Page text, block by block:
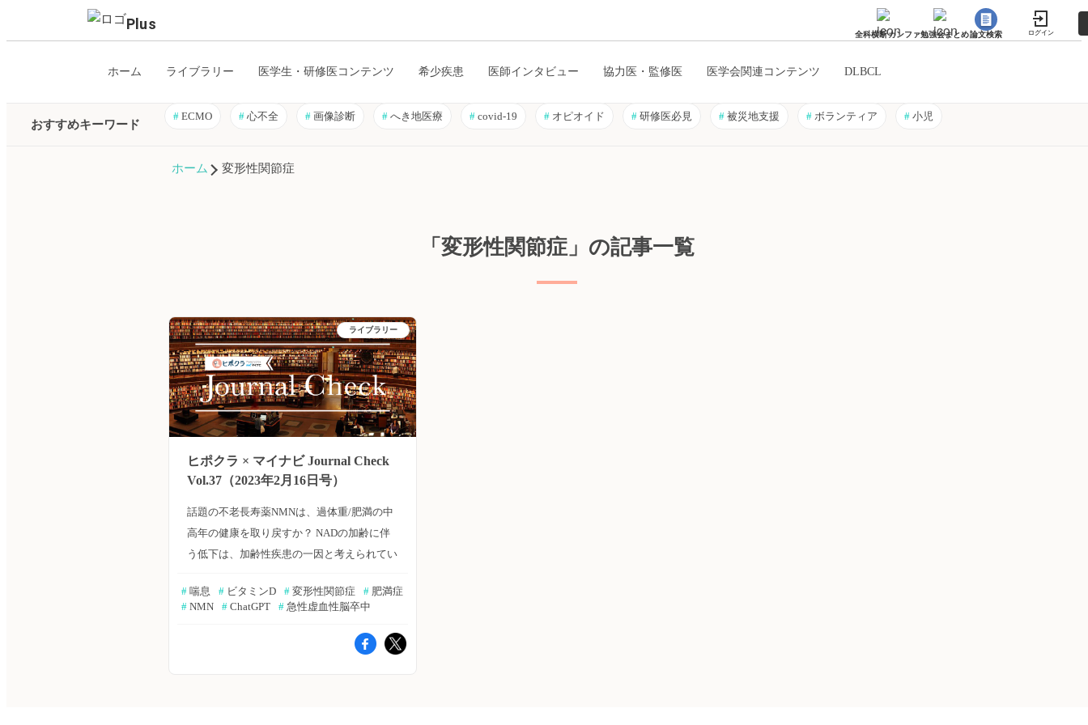
Plus
全科横断カンファ勉強会まとめ論文検索 ログイン
ホーム ライブラリー 医学生・研修医コンテンツ 希少疾患 医師インタビュー 協力医・監修医 医学会関連コンテンツ DLBCL
おすすめキーワード
# ECMO # 心不全 # 画像診断 # へき地医療 # covid-19 # オピオイド # 研修医必見 # 被災地支援 # ボランティア # 小児
ホーム 変形性関節症
「変形性関節症」の記事一覧
ライブラリー
ヒポクラ × マイナビ Journal Check
Vol.37（2023年2月16日号）
話題の不老長寿薬NMNは、過体重/肥満の中
高年の健康を取り戻すか？ NADの加齢に伴
う低下は、加齢性疾患の一因と考えられてい
取することによるアンチエイジングが話題に
MIB-626を過体重/肥満の中高年へ投与し、
# 喘息 # ビタミンD # 変形性関節症 # 肥満症
# NMN # ChatGPT # 急性虚血性脳卒中